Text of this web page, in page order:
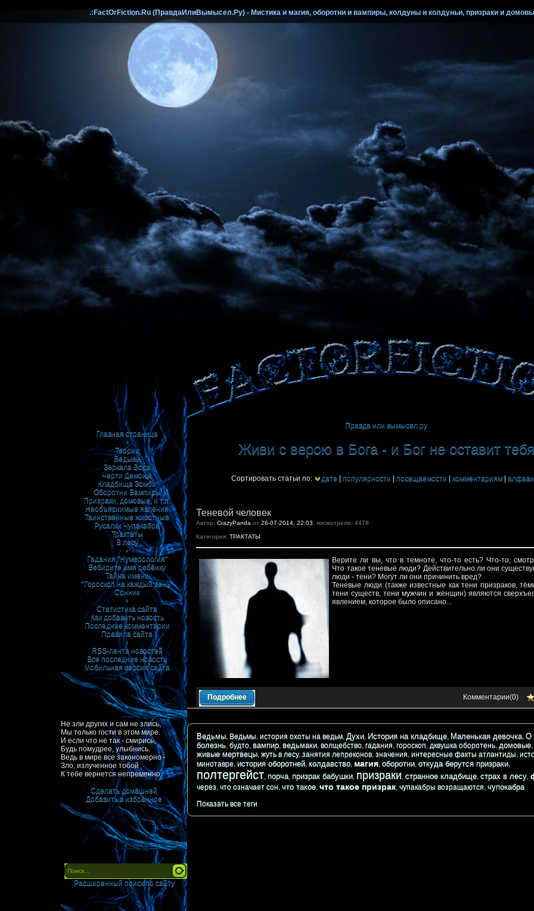
.:FactOrFiction.Ru (ПравдаИлиВымысел.Ру) - Мистика и магия, оборотни и вампиры, колдуны и колдуньи, призраки и
Главная страница
•
Теории
Ведьмы
Зеркала Вода
Черти Демоны
Кладбища Зомби
Оборотни Вампиры
Призраки, домовые, и т.п.
Необъяснимые явления
Таинственные животные
Русалки Чупакабра
Трактаты
В лесу
•
Гадания "Нумерология"
Вебирите имя ребёнку
Тайна имени
"Гороскоп на каждый день"
Сонник
•
Статистика сайта
Как добавить новость
Последние комментарии
Правила сайта
•
RSS-лента новостей
Все последние новости
Мобильная версия сайта
Не зли других и сам не злись,
Мы только гости в этом мире.
И если что не так - смирись,
Будь помудрее, улыбнись.
Ведь в мире все закономерно -
Зло, излученное тобой
К тебе вернется непременно.
Сделать домашней
|
Добавить в избранное
Расширенный поиск по сайту
Правда или вымысел.ру
Живи с верою в Бога - и Бог не оставит тебя
Сортировать статьи по: дате | популярности | посещаемости | комментариям |
Теневой человек
Автор: CrazyPanda от 26-07-2014, 22:03 , посмотрело: 4478
Категория: ТРАКТАТЫ
Верите ли вы, что в темноте, что-то есть? Что-то,
Что такое теневые люди? Действительно ли они
люди - тени? Могут ли они причинить вред?
Теневые люди (также известные как тени призраков,
тени существ, тени мужчин и женщин) являются
явлением, которое было описано...
Подробнее Комментарии(0)
Ведьмы, Ведьмы. история охоты на ведьм, Духи, История на кладбище, Маленькая девочка, О
болезнь, будто, вампир, ведьмаки, волщебство, гадания, гороскоп, дквушка оборотень, домовые,
живые мертвецы, жуть в лесу, занятия лепреконов, значения, интересные факты атлантиды,
минотавре, история оборотней, колдавство, магия, оборотни, откуда берутся призраки,
полтергейст, порча, призрак бабушки, призраки, странное кладбище, страх в лесу,
через, что означает сон, что такое, что такое призрак, чупакабры возращаются, чупокабра
Показать все теги